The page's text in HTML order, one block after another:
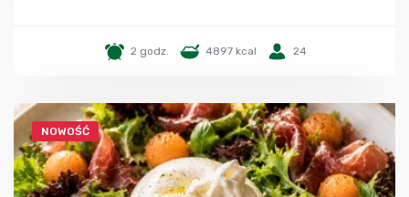
2 godz. 4897 kcal 24
NOWOŚĆ